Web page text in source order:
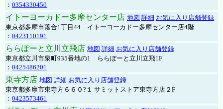
： 0354330450
イトーヨーカドー多摩センター店 地図 詳細 お気に入り店舗登録
東京都多摩市落合1丁目44 イトーヨーカドー多摩センター店4階
： 0423110191
ららぽーと立川立飛店 地図 詳細 お気に入り店舗登録
東京都立川市泉町935番地の1 ららぽーと立川立飛1F
： 0425486201
東寺方店 地図 詳細 お気に入り店舗登録
東京都多摩市東寺方６６０?１ サミットストア東寺方店２F
： 0423573461